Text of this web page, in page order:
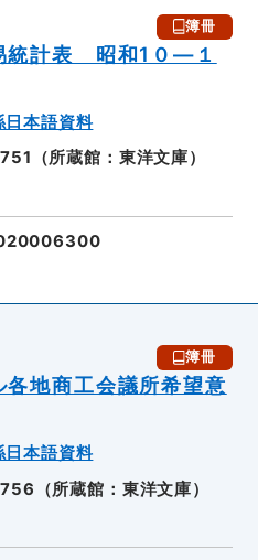
簿冊
統計表 昭和1０―１
日本語資料
751（所蔵館：東洋文庫）
簿冊
地商工会議所希望意
日本語資料
756（所蔵館：東洋文庫）